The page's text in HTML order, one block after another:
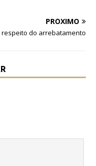
PRÓXIMO
do arrebatamento